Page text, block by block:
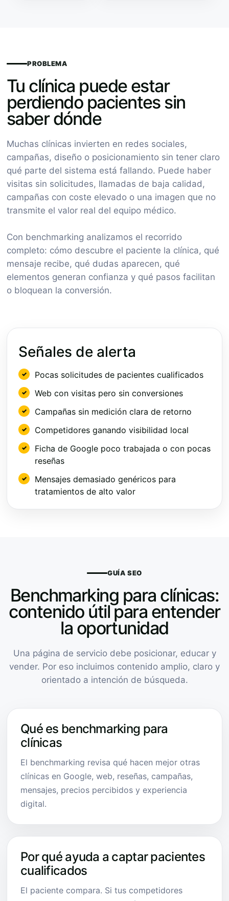
PROBLEMA
Tu clínica puede estar
perdiendo pacientes sin
saber dónde
Muchas clínicas invierten en redes sociales,
campañas, diseño o posicionamiento sin tener claro
qué parte del sistema está fallando. Puede haber
visitas sin solicitudes, llamadas de baja calidad,
campañas con coste elevado o una imagen que no
transmite el valor real del equipo médico.
Con benchmarking analizamos el recorrido
completo: cómo descubre el paciente la clínica, qué
mensaje recibe, qué dudas aparecen, qué
elementos generan confianza y qué pasos facilitan
o bloquean la conversión.
Señales de alerta
Pocas solicitudes de pacientes cualificados
Web con visitas pero sin conversiones
Campañas sin medición clara de retorno
Competidores ganando visibilidad local
Ficha de Google poco trabajada o con pocas
reseñas
Mensajes demasiado genéricos para
tratamientos de alto valor
GUÍA SEO
Benchmarking para clínicas:
contenido útil para entender
la oportunidad
Una página de servicio debe posicionar, educar y
vender. Por eso incluimos contenido amplio, claro y
orientado a intención de búsqueda.
Qué es benchmarking para
clínicas
El benchmarking revisa qué hacen mejor otras
clínicas en Google, web, reseñas, campañas,
mensajes, precios percibidos y experiencia
digital.
Por qué ayuda a captar pacientes
cualificados
El paciente compara. Si tus competidores